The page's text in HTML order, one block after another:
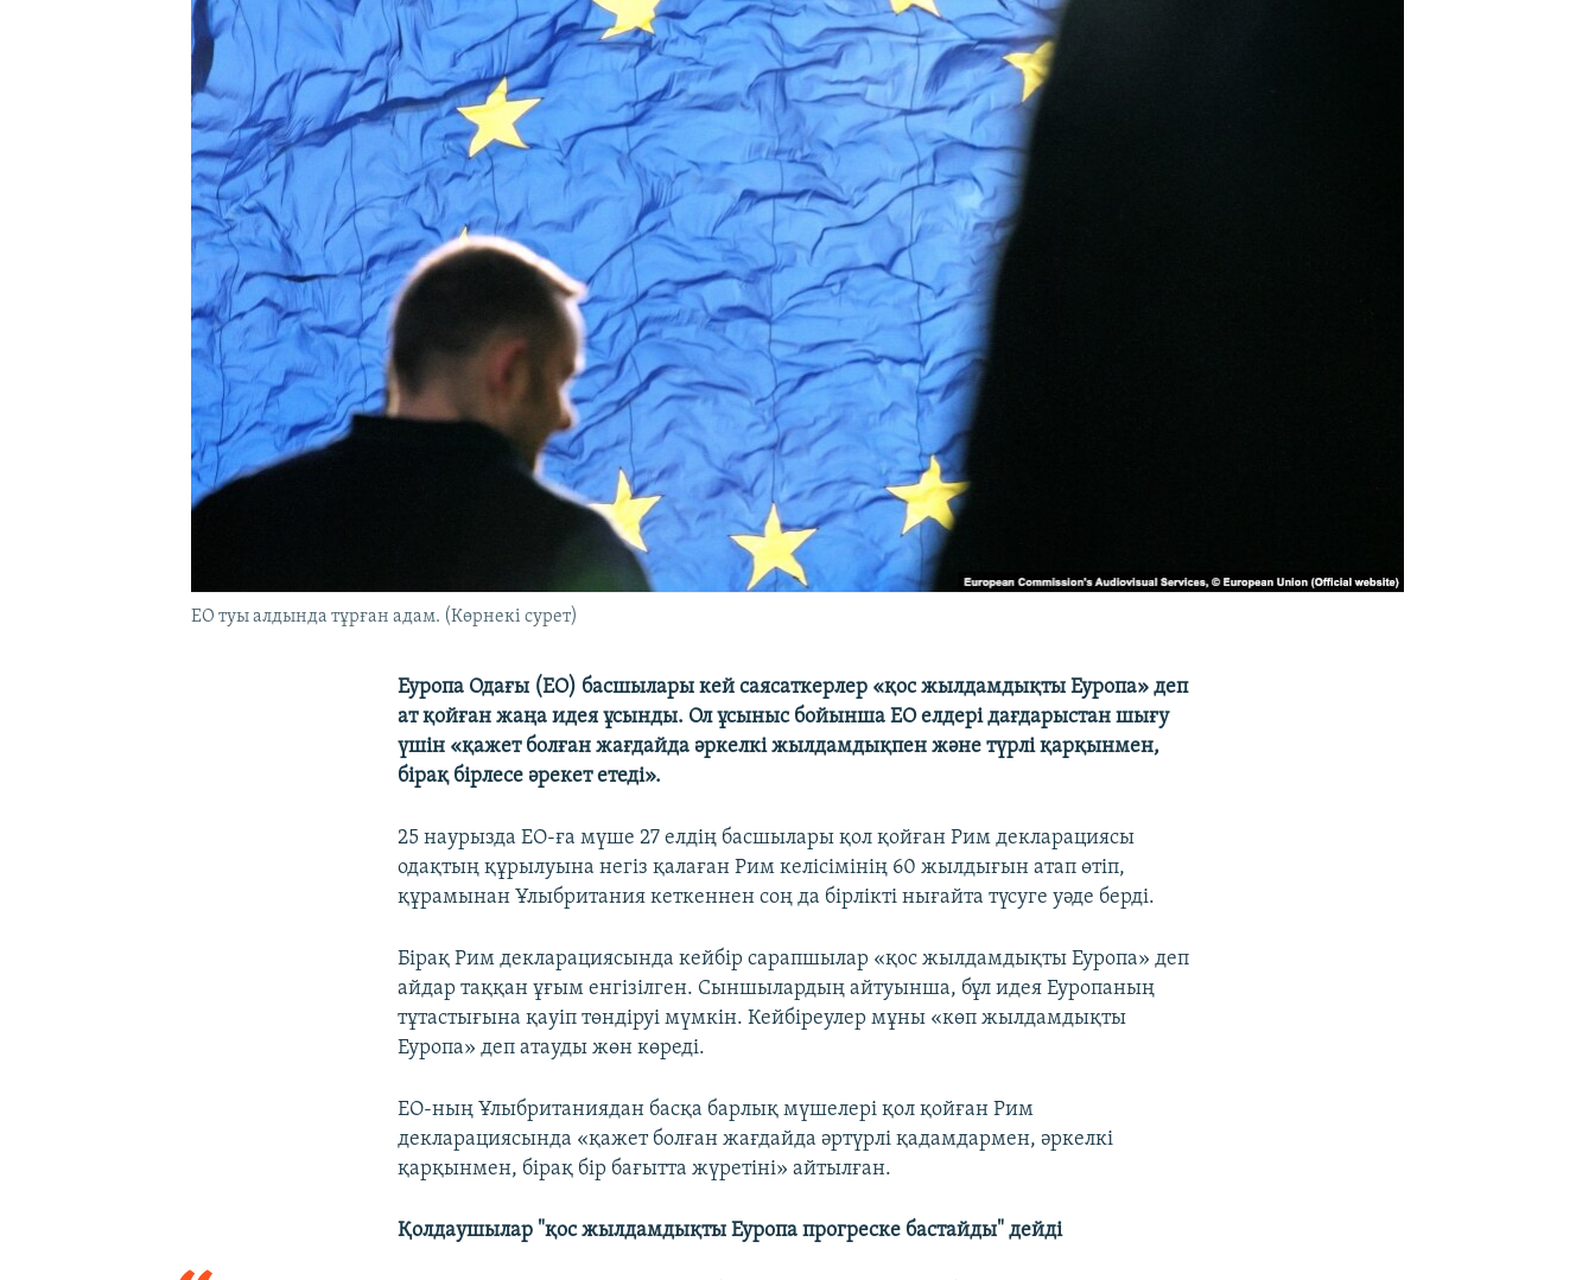
ЕО туы алдында тұрған адам. (Көрнекі сурет)
Еуропа Одағы (ЕО) басшылары кей саясаткерлер «қос жылдамдықты Еуропа» деп
ат қойған жаңа идея ұсынды. Ол ұсыныс бойынша ЕО елдері дағдарыстан шығу
үшін «қажет болған жағдайда әркелкі жылдамдықпен және түрлі қарқынмен,
бірақ бірлесе әрекет етеді».
25 наурызда ЕО-ға мүше 27 елдің басшылары қол қойған Рим декларациясы
одақтың құрылуына негіз қалаған Рим келісімінің 60 жылдығын атап өтіп,
құрамынан Ұлыбритания кеткеннен соң да бірлікті нығайта түсуге уәде берді.
Бірақ Рим декларациясында кейбір сарапшылар «қос жылдамдықты Еуропа» деп
айдар таққан ұғым енгізілген. Сыншылардың айтуынша, бұл идея Еуропаның
тұтастығына қауіп төндіруі мүмкін. Кейбіреулер мұны «көп жылдамдықты
Еуропа» деп атауды жөн көреді.
ЕО-ның Ұлыбританиядан басқа барлық мүшелері қол қойған Рим
декларациясында «қажет болған жағдайда әртүрлі қадамдармен, әркелкі
қарқынмен, бірақ бір бағытта жүретіні» айтылған.
Қолдаушылар "қос жылдамдықты Еуропа прогреске бастайды" дейді